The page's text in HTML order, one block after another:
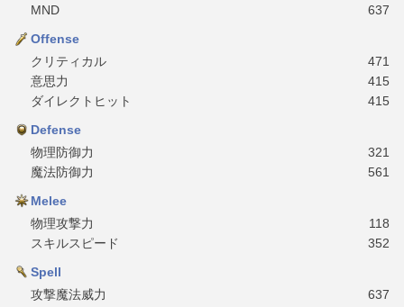
MND
637
Offense
クリティカル
471
意思力
415
ダイレクトヒット
415
Defense
物理防御力
321
魔法防御力
561
Melee
物理攻撃力
118
スキルスピード
352
Spell
攻撃魔法威力
637